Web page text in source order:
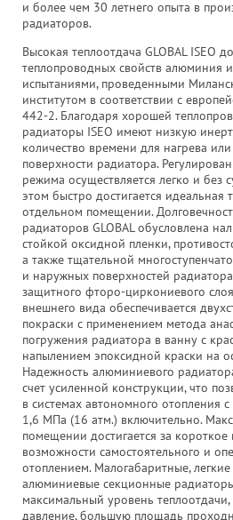
и более чем 30 летнего опыта в
радиаторов.
Высокая теплоотдача GLOBAL ISEO
теплопроводных свойств алюминия
испытаниями, проведенными
институтом в соответствии с
442-2. Благодаря хорошей
радиаторы ISEO имеют низкую
количество времени для нагрева
поверхности радиатора.
режима осуществляется легко и без
этом быстро достигается идеальная
отдельном помещении.
радиаторов GLOBAL обусловлена
стойкой оксидной пленки,
а также тщательной
и наружных поверхностей
защитного фторо-циркониевого
внешнего вида обеспечивается
покраски с применением метода
погружения радиатора в ванну с
напылением эпоксидной краски на
Надежность алюминиевого
счет усиленной конструкции, что
в системах автономного отопления
1,6 МПа (16 атм.) включительно.
помещении достигается за короткое
возможности самостоятельного и
ото­плением. Малогабаритные,
алюминиевые секционные
максимальный уровень
давление, большую площадь